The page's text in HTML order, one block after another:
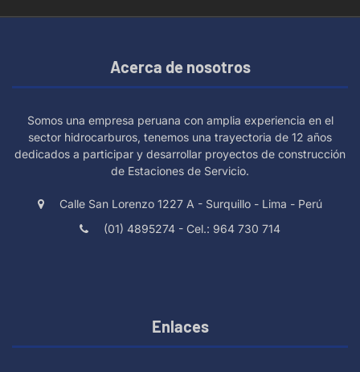
Acerca de nosotros
Somos una empresa peruana con amplia experiencia en el
sector hidrocarburos, tenemos una trayectoria de 12 años
dedicados a participar y desarrollar proyectos de construcción
de Estaciones de Servicio.
Calle San Lorenzo 1227 A - Surquillo - Lima - Perú
(01) 4895274 - Cel.: 964 730 714
Enlaces